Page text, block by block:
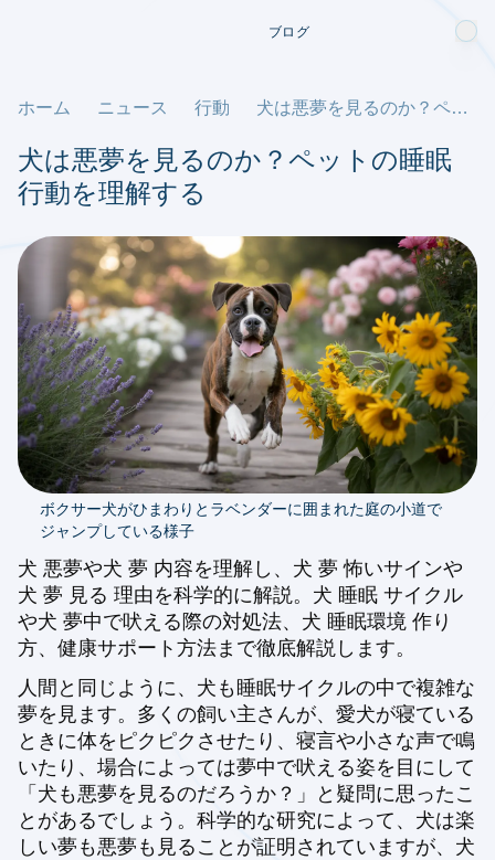
ブログ
ホーム ニュース 行動 犬は悪夢を見るのか？ペットの睡眠行動を理解する
犬は悪夢を見るのか？ペットの睡眠
行動を理解する
ボクサー犬がひまわりとラベンダーに囲まれた庭の小道で
ジャンプしている様子
犬 悪夢や犬 夢 内容を理解し、犬 夢 怖いサインや
犬 夢 見る 理由を科学的に解説。犬 睡眠 サイクル
や犬 夢中で吠える際の対処法、犬 睡眠環境 作り
方、健康サポート方法まで徹底解説します。
人間と同じように、犬も睡眠サイクルの中で複雑な
夢を見ます。多くの飼い主さんが、愛犬が寝ている
ときに体をピクピクさせたり、寝言や小さな声で鳴
いたり、場合によっては夢中で吠える姿を目にして
「犬も悪夢を見るのだろうか？」と疑問に思ったこ
とがあるでしょう。科学的な研究によって、犬は楽
しい夢も悪夢も見ることが証明されていますが、犬